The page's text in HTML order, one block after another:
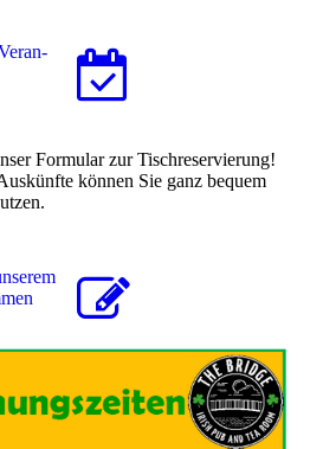
Formular zur Tischreservierung!
können Sie ganz bequem